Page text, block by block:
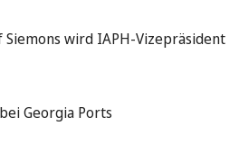
wird IAPH-Vizepräsident
Georgia Ports